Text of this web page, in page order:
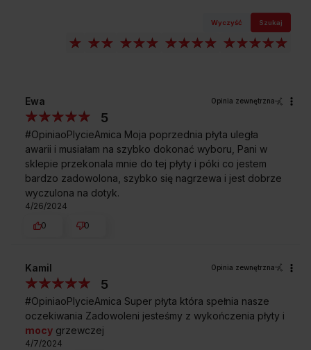
Wyczyść Szukaj
Ewa Opinia zewnętrzna
5
#OpiniaoPlycieAmica Moja poprzednia płyta uległa
awarii i musiałam na szybko dokonać wyboru, Pani w
sklepie przekonala mnie do tej płyty i póki co jestem
bardzo zadowolona, szybko się nagrzewa i jest dobrze
wyczulona na dotyk.
4/26/2024
0
0
Kamil Opinia zewnętrzna
5
#OpiniaoPlycieAmica Super płyta która spełnia nasze
oczekiwania Zadowoleni jesteśmy z wykończenia płyty i
mocy grzewczej
4/7/2024